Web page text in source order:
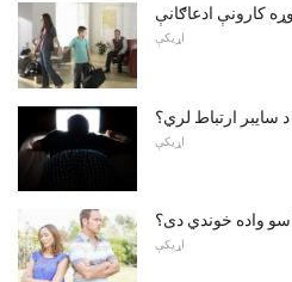
کارونې ادعاګانې
اړیکې
سایبر ارتباط لري؟
اړیکې
واده خوندي دی؟
اړیکې